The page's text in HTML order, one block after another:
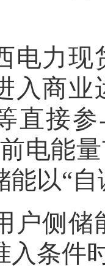
电力现
入商业
直接
电能
能以“
户侧
入条件